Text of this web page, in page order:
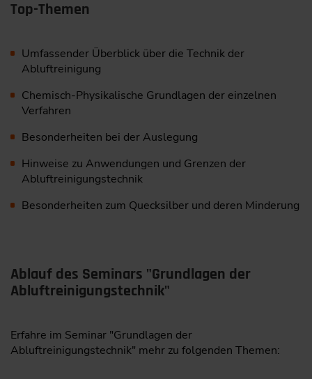
Top-Themen
Umfassender Überblick über die Technik der
Abluftreinigung
Chemisch-Physikalische Grundlagen der einzelnen
Verfahren
Besonderheiten bei der Auslegung
Hinweise zu Anwendungen und Grenzen der
Abluftreinigungstechnik
Besonderheiten zum Quecksilber und deren Minderung
Ablauf des Seminars "Grundlagen der
Abluftreinigungstechnik"
Erfahre im Seminar "Grundlagen der
Abluftreinigungstechnik" mehr zu folgenden Themen: